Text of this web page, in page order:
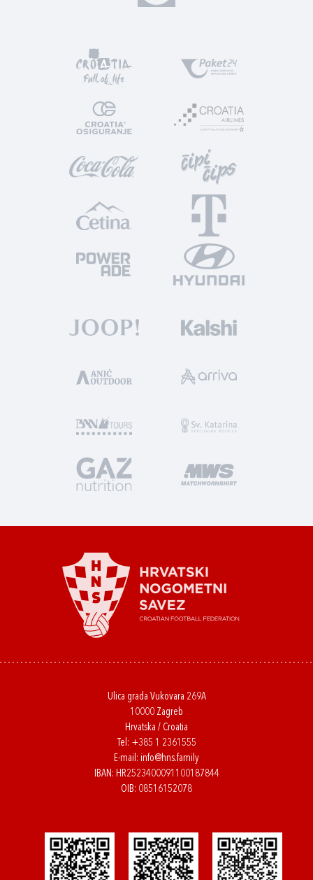
Ulica grada Vukovara 269A
10000 Zagreb
Hrvatska / Croatia
Tel: +385 1 2361555
E-mail: info@hns.family
IBAN: HR2523400091100187844
OIB: 08516152078